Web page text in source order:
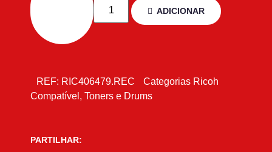
ADICIONAR
REF: RIC406479.REC Categorias Ricoh
Compatível , Toners e Drums
PARTILHAR: